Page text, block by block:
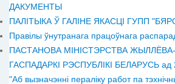
ДАКУМЕНТЫ
ПАЛІТЫКА Ў ГАЛІНЕ ЯКАСЦІ ГУПП
Правілы ўнутранага працоўнага
ПАСТАНОВА МІНІСТЭРСТВА
ГАСПАДАРКІ РЭСПУБЛІКІ БЕЛАРУСЬ ад
"Аб вызначэнні пераліку работ па